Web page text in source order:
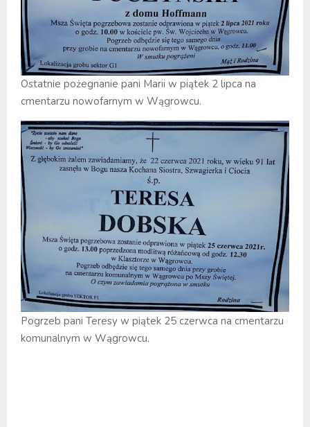
Ostatnie pożegnanie pani Marii w piątek 2 lipca na
cmentarzu nowofarnym w Wągrowcu.
Pogrzeb pani Teresy w piątek 25 czerwca na cmentarzu
komunalnym w Wągrowcu.